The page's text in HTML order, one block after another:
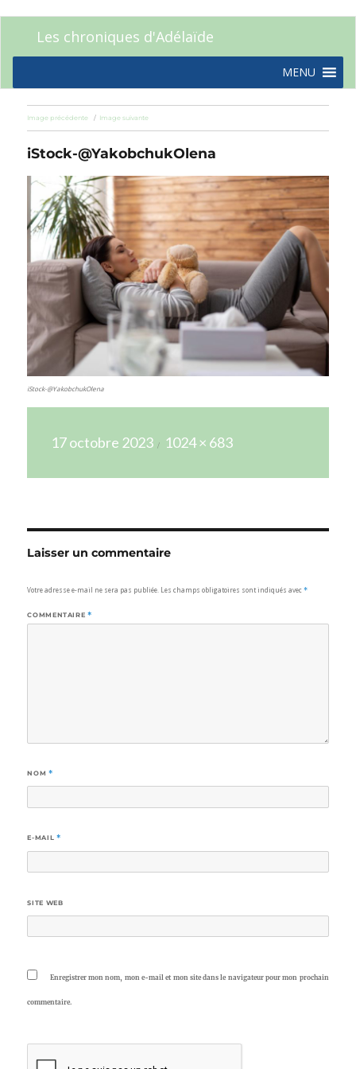
Les chroniques d'Adélaïde
MENU
Image précédente Image suivante
iStock-@YakobchukOlena
iStock-@YakobchukOlena
le
17 octobre 2023
réelle
1024 × 683
Laisser un commentaire
Votre adresse e-mail ne sera pas publiée. Les champs obligatoires sont indiqués avec*
COMMENTAIRE *
NOM *
E-MAIL *
SITE WEB
Enregistrer mon nom, mon e-mail et mon site dans le navigateur pour mon prochain
commentaire.